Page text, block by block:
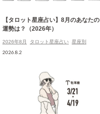
【タロット星座占い】8月のあなたの
運勢は？（2026年）
2026年8月 タロット星座占い 星座別
2026.8.2